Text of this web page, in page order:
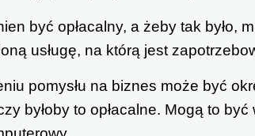
być opłacalny, a żeby tak było,
usługę, na którą jest
pomysłu na biznes może być
byłoby to opłacalne. Mogą to